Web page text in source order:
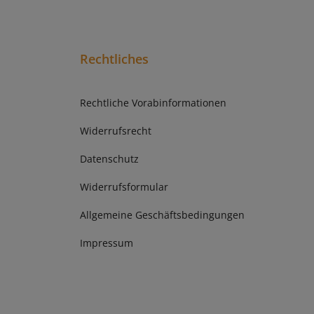
Rechtliches
Rechtliche Vorabinformationen
Widerrufsrecht
Datenschutz
Widerrufsformular
Allgemeine Geschäftsbedingungen
Impressum